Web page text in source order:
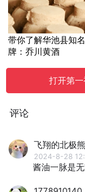
带你了解华池县知
牌：乔川黄酒
打开第
评论
飞翔的北极熊
2024-8-28
酱油一脉是